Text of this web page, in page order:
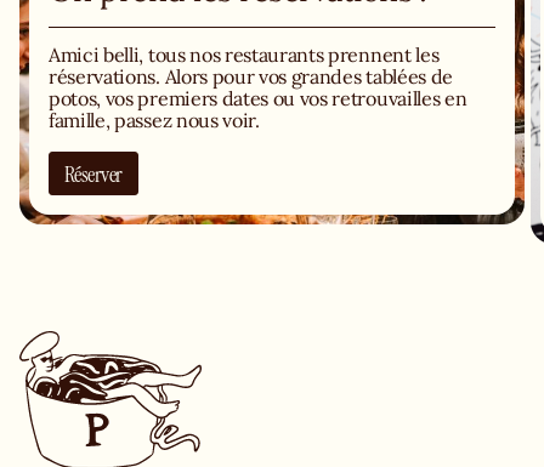
Amici belli, tous nos restaurants prennent les
réservations. Alors pour vos grandes tablées de
potos, vos premiers dates ou vos retrouvailles en
famille, passez nous voir.
Réserver